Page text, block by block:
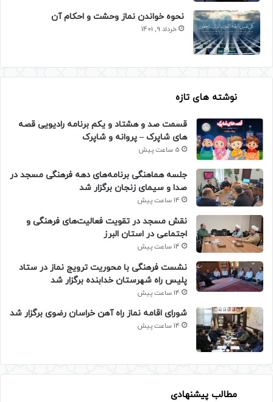
نحوه خواندن نماز وحشت و احکام آن
خرداد 9, 1401
نوشته های تازه
قسمت صد و هشتاد و یکم برنامه رادیویی قصه
های شاپرک – پروانه و شاپرک
5 ساعت پیش
جلسه هماهنگی برنامه‌های دهه فرهنگی مسجد در
صدا و سیمای زنجان برگزار شد
14 ساعت پیش
نقش مسجد در تقویت فعالیت‌های فرهنگی و
اجتماعی در استان البرز
14 ساعت پیش
نشست فرهنگی با محوریت ترویج نماز در ستاد
پلیس راه شهرستان خدابنده برگزار شد
14 ساعت پیش
شورای اقامه نماز راه آهن خراسان رضوی برگزار شد
14 ساعت پیش
مطالب پیشنهادی